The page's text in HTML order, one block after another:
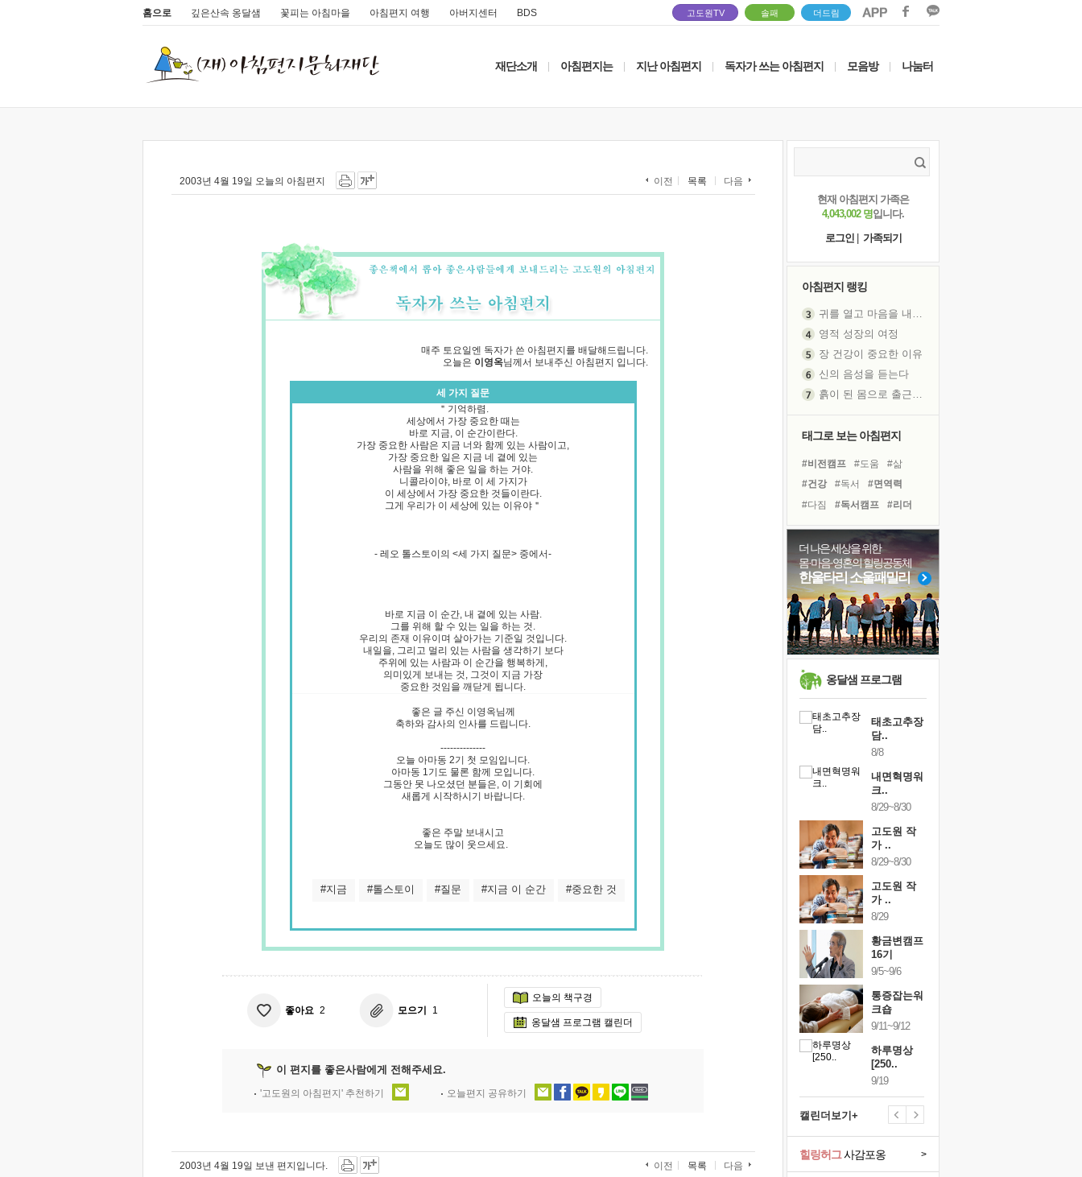
홈으로 깊은산속 옹달샘 꽃피는 아침마을 아침편지 여행 아버지센터 BDS 고도원TV 솔패 더드림
재단소개 아침편지는 지난 아침편지 독자가 쓰는 아침편지 모음방 나눔터
2003년 4월 19일 오늘의 아침편지 이전 목록 다음
매주 토요일엔 독자가 쓴 아침편지를 배달해드립니다.
오늘은 이영옥님께서 보내주신 아침편지 입니다.
세 가지 질문
＂기억하렴.
세상에서 가장 중요한 때는
바로 지금, 이 순간이란다.
가장 중요한 사람은 지금 너와 함께 있는 사람이고,
가장 중요한 일은 지금 네 곁에 있는
사람을 위해 좋은 일을 하는 거야.
니콜라이야, 바로 이 세 가지가
이 세상에서 가장 중요한 것들이란다.
그게 우리가 이 세상에 있는 이유야＂
- 레오 톨스토이의 <세 가지 질문> 중에서-
바로 지금 이 순간, 내 곁에 있는 사람.
그를 위해 할 수 있는 일을 하는 것.
우리의 존재 이유이며 살아가는 기준일 것입니다.
내일을, 그리고 멀리 있는 사람을 생각하기 보다
주위에 있는 사람과 이 순간을 행복하게,
의미있게 보내는 것, 그것이 지금 가장
중요한 것임을 깨닫게 됩니다.
좋은 글 주신 이영옥님께
축하와 감사의 인사를 드립니다.
--------------
오늘 아마동 2기 첫 모임입니다.
아마동 1기도 물론 함께 모입니다.
그동안 못 나오셨던 분들은, 이 기회에
새롭게 시작하시기 바랍니다.
좋은 주말 보내시고
오늘도 많이 웃으세요.
#지금 #톨스토이 #질문 #지금 이 순간 #중요한 것
좋아요 2 모으기 1
오늘의 책구경
옹달샘 프로그램 캘린더
이 편지를 좋은사람에게 전해주세요.
'고도원의 아침편지' 추천하기 오늘편지 공유하기
2003년 4월 19일 보낸 편지입니다. 이전 목록 다음
현재 아침편지 가족은
4,043,002 명입니다.
로그인
가족되기
아침편지 랭킹
귀를 열고 마음을 내어주고
영적 성장의 여정
장 건강이 중요한 이유
신의 음성을 듣는다
흙이 된 몸으로 출근하는 여자
졸업식 사진을 보며
아픈 아버지를 위한 공간 설계
극심한 변비, 어깨결림, 수면 장애
보고 싶은 어머니
유년 시절의 부산 영도 바다
못된 꼰대들
거울 속의 나
희망이란
'모른다'는 것
태그로 보는 아침편지
#비전캠프 #도움
#삶
#건강
#독서
#면역력
#다짐
#독서캠프
#리더
#희망
#힐링
#극복
#링컨학교
#계획
#경험
#친구
#바이러스
#나눔
#유튜브
#아이들 #사람
더 나은 세상을 위한
몸·마음·영혼의 힐링공동체
한울타리 소울패밀리
옹달샘 프로그램
태초고추장
담..
8/8
내면혁명워
크..
8/29~8/30
고도원 작
가 ..
8/29~8/30
고도원 작
가 ..
8/29
황금변캠프
16기
9/5~9/6
통증잡는워
크숍
9/11~9/12
하루명상
[250..
9/19
캘린더보기+
힐링허그사감포옹 >